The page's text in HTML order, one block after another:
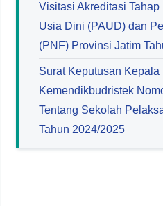
Visitasi Akreditasi
Usia Dini (PAUD) dan
(PNF) Provinsi Jatim
Surat Keputusan Kepala
Kemendikbudristek
Tentang Sekolah
Tahun 2024/2025